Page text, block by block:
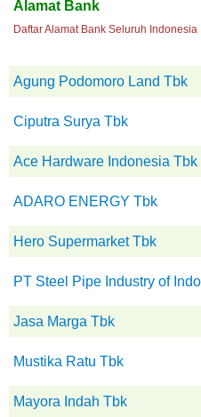
Alamat Bank
Daftar Alamat Bank Seluruh Indonesia
Agung Podomoro Land Tbk
Ciputra Surya Tbk
Ace Hardware Indonesia Tbk
ADARO ENERGY Tbk
Hero Supermarket Tbk
PT Steel Pipe Industry of
Jasa Marga Tbk
Mustika Ratu Tbk
Mayora Indah Tbk